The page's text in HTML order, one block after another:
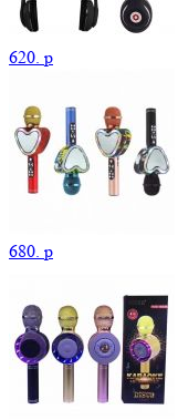
620. p
680. p